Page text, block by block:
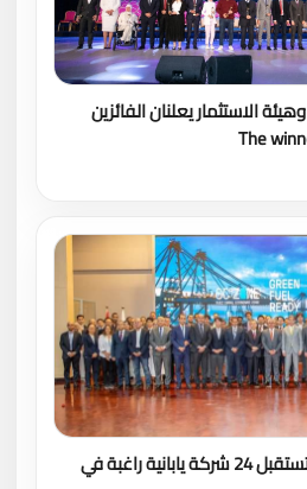
مؤسسة Trainnovation وهيئة الاستثمار يعلنان الفائزين
اقتصادية قناة السويس تستقبل 24 شركة يابانية راغبة في